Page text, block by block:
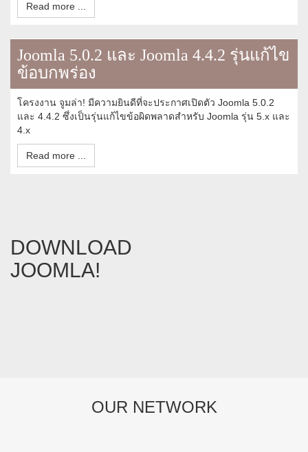
Read more ...
Joomla 5.0.2 และ Joomla 4.4.2 รุ่นแก้ไข
ข้อบกพร่อง
โครงงาน จูมล่า! มีความยินดีที่จะประกาศเปิดตัว Joomla 5.0.2
และ 4.4.2 ซึ่งเป็นรุ่นแก้ไขข้อผิดพลาดสำหรับ Joomla รุ่น 5.x และ
4.x
Read more ...
DOWNLOAD
JOOMLA!
OUR NETWORK